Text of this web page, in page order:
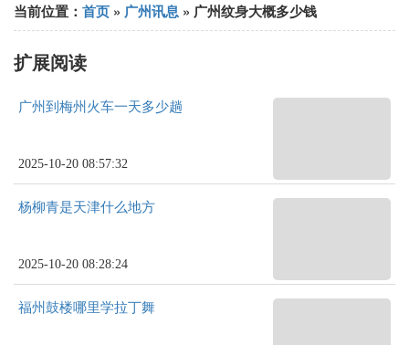
当前位置： 首页 » 广州讯息 » 广州纹身大概多少钱
扩展阅读
广州到梅州火车一天多少趟
2025-10-20 08:57:32
杨柳青是天津什么地方
2025-10-20 08:28:24
福州鼓楼哪里学拉丁舞